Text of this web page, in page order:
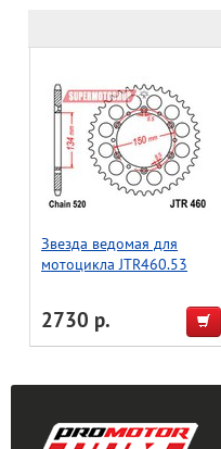
Звезда ведомая для
мотоцикла JTR460.53
2730 р.